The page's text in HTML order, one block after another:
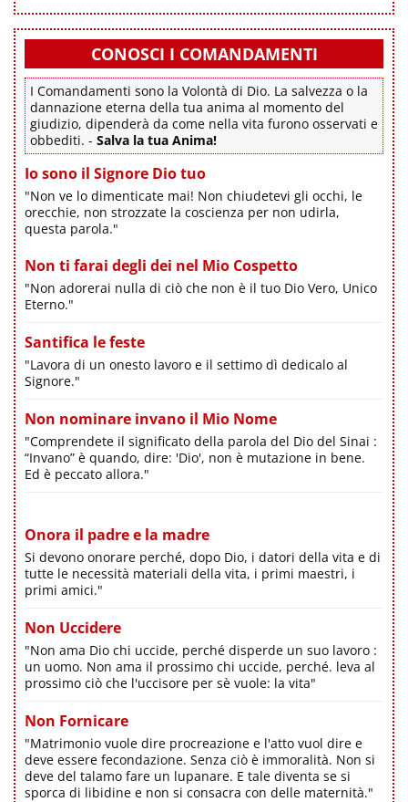
CONOSCI I COMANDAMENTI
I Comandamenti sono la Volontà di Dio. La salvezza o la
dannazione eterna della tua anima al momento del
giudizio, dipenderà da come nella vita furono osservati e
obbediti. - Salva la tua Anima!
Io sono il Signore Dio tuo
"Non ve lo dimenticate mai! Non chiudetevi gli occhi, le
orecchie, non strozzate la coscienza per non udirla,
questa parola."
Non ti farai degli dei nel Mio Cospetto
"Non adorerai nulla di ciò che non è il tuo Dio Vero, Unico
Eterno."
Santifica le feste
"Lavora di un onesto lavoro e il settimo dì dedicalo al
Signore."
Non nominare invano il Mio Nome
"Comprendete il significato della parola del Dio del Sinai :
“Invano” è quando, dire: 'Dio', non è mutazione in bene.
Ed è peccato allora."
Onora il padre e la madre
Si devono onorare perché, dopo Dio, i datori della vita e di
tutte le necessità materiali della vita, i primi maestri, i
primi amici."
Non Uccidere
"Non ama Dio chi uccide, perché disperde un suo lavoro :
un uomo. Non ama il prossimo chi uccide, perché. leva al
prossimo ciò che l'uccisore per sè vuole: la vita"
Non Fornicare
"Matrimonio vuole dire procreazione e l'atto vuol dire e
deve essere fecondazione. Senza ciò è immoralità. Non si
deve del talamo fare un lupanare. E tale diventa se si
sporca di libidine e non si consacra con delle maternità."